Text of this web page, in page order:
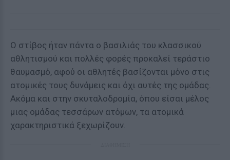
Ο στίβος ήταν πάντα ο βασιλιάς του κλασσικού
αθλητισμού και πολλές φορές προκαλεί τεράστιο
θαυμασμό, αφού οι αθλητές βασίζονται μόνο στις
ατομικές τους δυνάμεις και όχι αυτές της ομάδας.
Ακόμα και στην σκυταλοδρομία, όπου είσαι μέλος
μιας ομάδας τεσσάρων ατόμων, τα ατομικά
χαρακτηριστικά ξεχωρίζουν.